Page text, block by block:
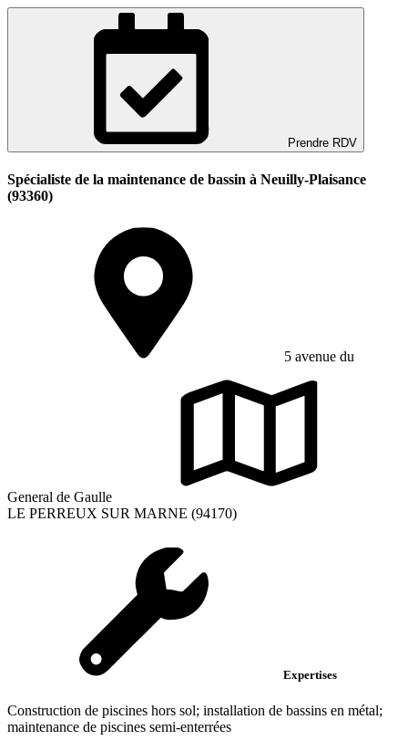
Prendre RDV
Spécialiste de la maintenance de bassin à Neuilly-Plaisance
(93360)
5 avenue du
General de Gaulle
LE PERREUX SUR MARNE (94170)
Expertises
Construction de piscines hors sol; installation de bassins en métal;
maintenance de piscines semi-enterrées